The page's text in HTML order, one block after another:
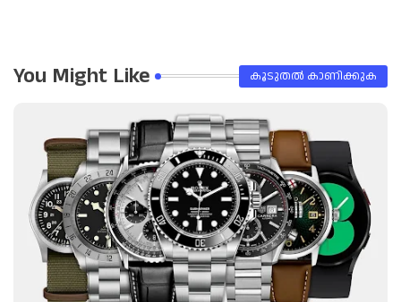
You Might Like കൂടുതൽ‍ കാണിക്കുക